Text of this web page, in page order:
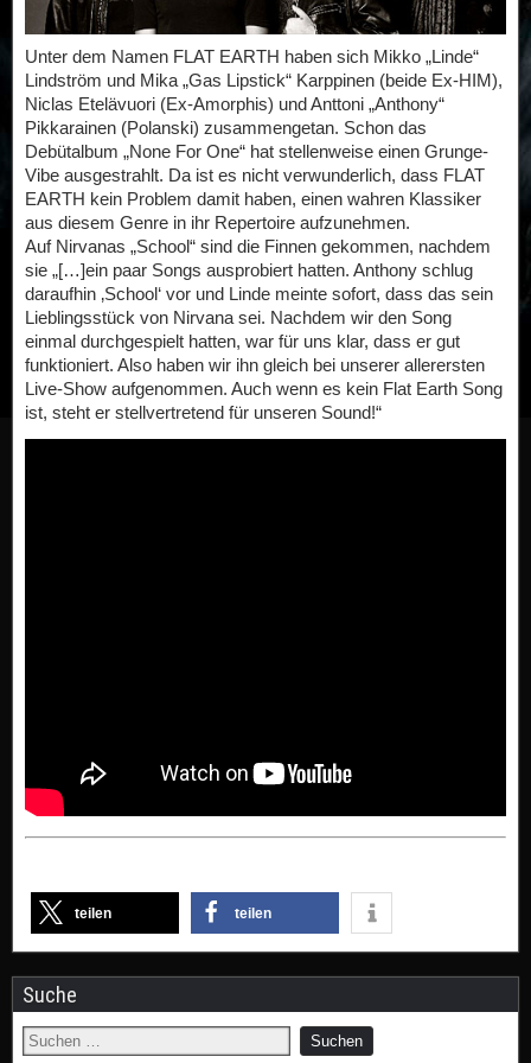
Unter dem Namen FLAT EARTH haben sich Mikko „Linde“
Lindström und Mika „Gas Lipstick“ Karppinen (beide Ex-HIM),
Niclas Etelävuori (Ex-Amorphis) und Anttoni „Anthony“
Pikkarainen (Polanski) zusammengetan. Schon das
Debütalbum „None For One“ hat stellenweise einen Grunge-
Vibe ausgestrahlt. Da ist es nicht verwunderlich, dass FLAT
EARTH kein Problem damit haben, einen wahren Klassiker
aus diesem Genre in ihr Repertoire aufzunehmen.
Auf Nirvanas „School“ sind die Finnen gekommen, nachdem
sie „[…]ein paar Songs ausprobiert hatten. Anthony schlug
daraufhin ‚School‘ vor und Linde meinte sofort, dass das sein
Lieblingsstück von Nirvana sei. Nachdem wir den Song
einmal durchgespielt hatten, war für uns klar, dass er gut
funktioniert. Also haben wir ihn gleich bei unserer allerersten
Live-Show aufgenommen. Auch wenn es kein Flat Earth Song
ist, steht er stellvertretend für unseren Sound!“
teilen teilen
Suche